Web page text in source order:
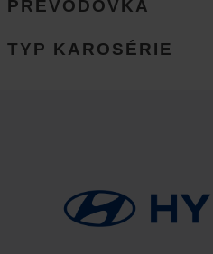
PREVODOVKA
TYP KAROSÉRIE